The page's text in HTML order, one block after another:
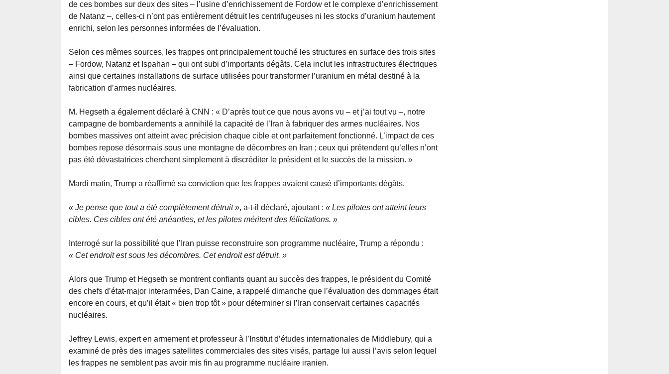
de ces bombes sur deux des sites – l’usine d’enrichissement de Fordow et le complexe d’enrichissement
de Natanz –, celles-ci n’ont pas entièrement détruit les centrifugeuses ni les stocks d’uranium hautement
enrichi, selon les personnes informées de l’évaluation.
Selon ces mêmes sources, les frappes ont principalement touché les structures en surface des trois sites
– Fordow, Natanz et Ispahan – qui ont subi d’importants dégâts. Cela inclut les infrastructures électriques
ainsi que certaines installations de surface utilisées pour transformer l’uranium en métal destiné à la
fabrication d’armes nucléaires.
M. Hegseth a également déclaré à CNN : « D’après tout ce que nous avons vu – et j’ai tout vu –, notre
campagne de bombardements a annihilé la capacité de l’Iran à fabriquer des armes nucléaires. Nos
bombes massives ont atteint avec précision chaque cible et ont parfaitement fonctionné. L’impact de ces
bombes repose désormais sous une montagne de décombres en Iran ; ceux qui prétendent qu’elles n’ont
pas été dévastatrices cherchent simplement à discréditer le président et le succès de la mission. »
Mardi matin, Trump a réaffirmé sa conviction que les frappes avaient causé d’importants dégâts.
« Je pense que tout a été complètement détruit », a-t-il déclaré, ajoutant : « Les pilotes ont atteint leurs
cibles. Ces cibles ont été anéanties, et les pilotes méritent des félicitations. »
Interrogé sur la possibilité que l’Iran puisse reconstruire son programme nucléaire, Trump a répondu :
« Cet endroit est sous les décombres. Cet endroit est détruit. »
Alors que Trump et Hegseth se montrent confiants quant au succès des frappes, le président du Comité
des chefs d’état-major interarmées, Dan Caine, a rappelé dimanche que l’évaluation des dommages était
encore en cours, et qu’il était « bien trop tôt » pour déterminer si l’Iran conservait certaines capacités
nucléaires.
Jeffrey Lewis, expert en armement et professeur à l’Institut d’études internationales de Middlebury, qui a
examiné de près des images satellites commerciales des sites visés, partage lui aussi l’avis selon lequel
les frappes ne semblent pas avoir mis fin au programme nucléaire iranien.